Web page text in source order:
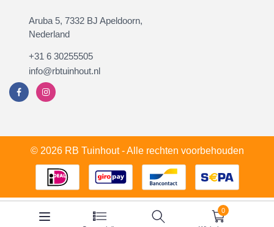
0
Aruba 5, 7332 BJ Apeldoorn,
Nederland
+31 6 30255505
info@rbtuinhout.nl
© 2026 RB Tuinhout - Alle rechten voorbehouden